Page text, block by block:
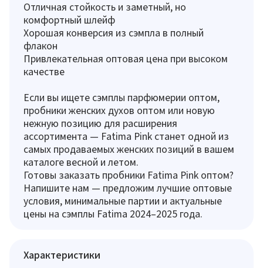
Отличная стойкость и заметный, но
комфортный шлейф
Хорошая конверсия из сэмпла в полный
флакон
Привлекательная оптовая цена при высоком
качестве
Если вы ищете сэмплы парфюмерии оптом,
пробники женских духов оптом или новую
нежную позицию для расширения
ассортимента — Fatima Pink станет одной из
самых продаваемых женских позиций в вашем
каталоге весной и летом.
Готовы заказать пробники Fatima Pink оптом?
Напишите нам — предложим лучшие оптовые
условия, минимальные партии и актуальные
цены на сэмплы Fatima 2024–2025 года.
Характеристики